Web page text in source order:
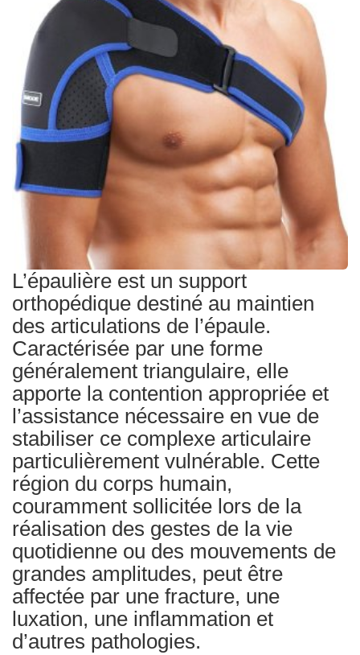
L’épaulière est un support
orthopédique destiné au maintien
des articulations de l’épaule.
Caractérisée par une forme
généralement triangulaire, elle
apporte la contention appropriée et
l’assistance nécessaire en vue de
stabiliser ce complexe articulaire
particulièrement vulnérable. Cette
région du corps humain,
couramment sollicitée lors de la
réalisation des gestes de la vie
quotidienne ou des mouvements de
grandes amplitudes, peut être
affectée par une fracture, une
luxation, une inflammation et
d’autres pathologies.